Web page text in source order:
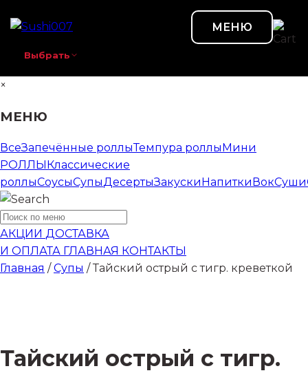
Выбрать
МЕНЮ
×
МЕНЮ
ВсеЗапечённые роллыТемпура роллы Мини
РОЛЛЫ Классические
роллыСоусыСупыДесертыЗакуски Напитки ВокСуши
АКЦИИ ДОСТАВКА
И ОПЛАТА ГЛАВНАЯ КОНТАКТЫ
Главная / Супы / Тайский острый с тигр. креветкой
Тайский острый с тигр.